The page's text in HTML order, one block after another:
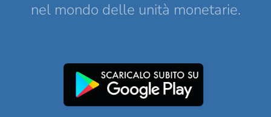
nel mondo delle unità monetarie.